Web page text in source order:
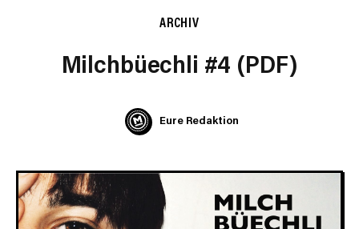
ARCHIV
Milchbüechli #4 (PDF)
Eure Redaktion